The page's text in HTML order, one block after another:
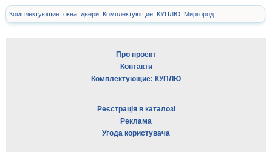
Комплектующие: окна, двери. Комплектующие: КУПЛЮ. Миргород.
Про проект
Контакти
Комплектующие: КУПЛЮ
Реєстрація в каталозі
Реклама
Угода користувача